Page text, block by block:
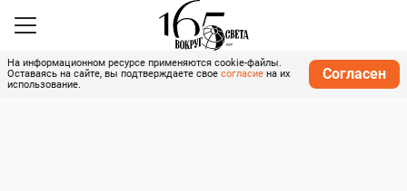
На информационном ресурсе применяются cookie-файлы.
Оставаясь на сайте, вы подтверждаете свое согласие на их
использование.
Согласен